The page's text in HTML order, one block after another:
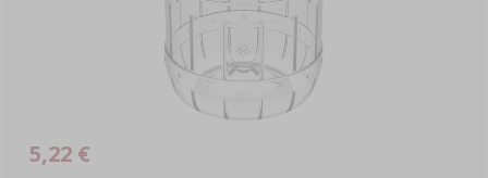
5,22 €